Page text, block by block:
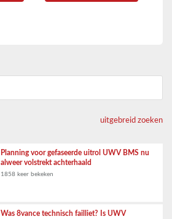
uitgebreid zoeken
Planning voor gefaseerde uitrol UWV BMS nu
alweer volstrekt achterhaald
1858 keer bekeken
Was 8vance technisch failliet? Is UWV